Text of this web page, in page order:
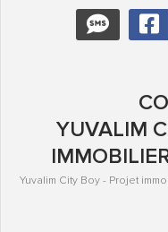
YUVALIM
Yuvalim City Boy - Projet